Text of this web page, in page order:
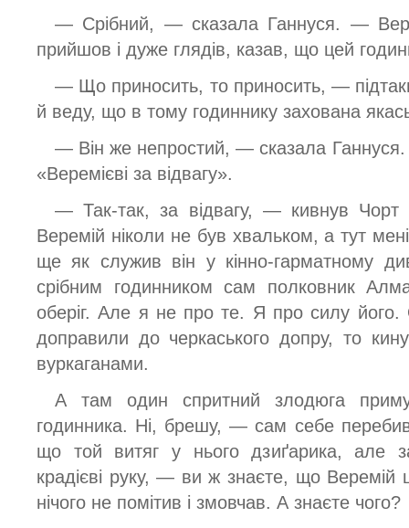
— Срібний, — сказала Ганнуся. —
прийшов і дуже глядів, казав, що цей
— Що приносить, то приносить, —
й веду, що в тому годиннику захована
— Він же непростий, — сказала
«Веремієві за відвагу».
— Так-так, за відвагу, — кивнув
Веремій ніколи не був хвальком, а тут
ще як служив він у кінно-гарматному
срібним годинником сам полковник
оберіг. Але я не про те. Я про силу
доправили до черкаського допру, то
вуркаганами.
А там один спритний злодюга
годинника. Ні, брешу, — сам себе
що той витяг у нього дзиґарика, але
крадієві руку, — ви ж знаєте, що
нічого не помітив і змовчав. А знаєте чого?